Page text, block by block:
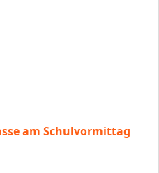
am Schulvormittag